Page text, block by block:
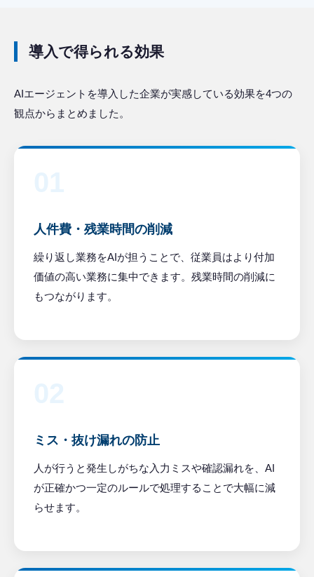
導入で得られる効果
AIエージェントを導入した企業が実感している効果を4つの
観点からまとめました。
人件費・残業時間の削減
繰り返し業務をAIが担うことで、従業員はより付加
価値の高い業務に集中できます。残業時間の削減に
もつながります。
ミス・抜け漏れの防止
人が行うと発生しがちな入力ミスや確認漏れを、AI
が正確かつ一定のルールで処理することで大幅に減
らせます。